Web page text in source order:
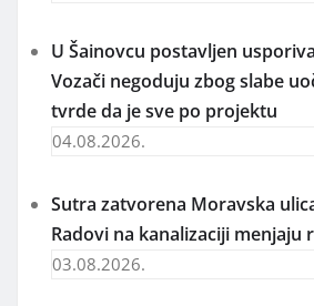
U Šainovcu postavljen
Vozači negoduju zbog slabe
tvrde da je sve po projektu
04.08.2026.
Sutra zatvorena Moravska
Radovi na kanalizaciji menjaju
03.08.2026.